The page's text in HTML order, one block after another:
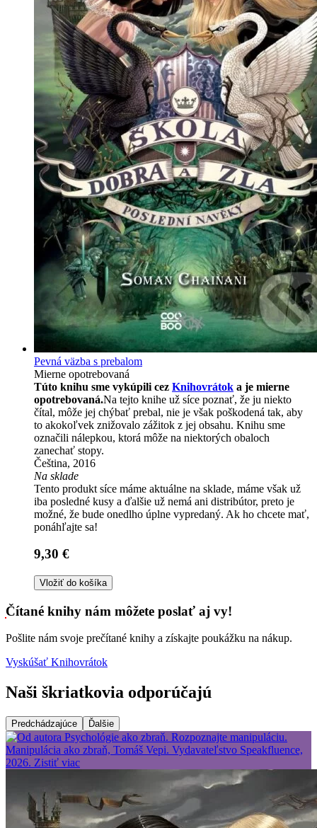
Pevná väzba s prebalom
Mierne opotrebovaná
Túto knihu sme vykúpili cez Knihovrátok a je mierne
opotrebovaná.Na tejto knihe už síce poznať, že ju niekto
čítal, môže jej chýbať prebal, nie je však poškodená tak, aby
to akokoľvek znižovalo zážitok z jej obsahu. Knihu sme
označili nálepkou, ktorá môže na niektorých obaloch
zanechať stopy.
Čeština, 2016
Na sklade
Tento produkt síce máme aktuálne na sklade, máme však už
iba posledné kusy a ďalšie už nemá ani distribútor, preto je
možné, že bude onedlho úplne vypredaný. Ak ho chcete mať,
ponáhľajte sa!
9,30 €
Vložiť do košíka
Čítané knihy nám môžete poslať aj vy!
Pošlite nám svoje prečítané knihy a získajte poukážku na nákup.
Vyskúšať Knihovrátok
Naši škriatkovia odporúčajú
Predchádzajúce Ďalšie